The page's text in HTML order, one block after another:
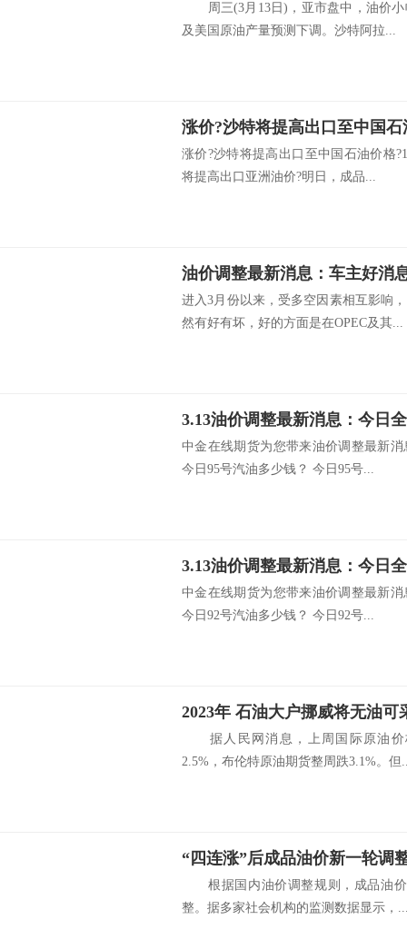
周三(3月13日)，亚市盘中，油价小
及美国原油产量预测下调。沙特阿拉...
涨价?沙特将提高出口至中国石油价格
将提高出口亚洲油价?明日，成品...
进入3月份以来，受多空因素相互影响
然有好有坏，好的方面是在OPEC及其...
中金在线期货为您带来油价调整最新
今日95号汽油多少钱？ 今日95号...
中金在线期货为您带来油价调整最新
今日92号汽油多少钱？ 今日92号...
2023年 石油大户挪威将无油可
据人民网消息，上周国际原油价
2.5%，布伦特原油期货整周跌3.1%。但
“四连涨”后成品油价新一轮调
根据国内油价调整规则，成品油价
整。据多家社会机构的监测数据显示，